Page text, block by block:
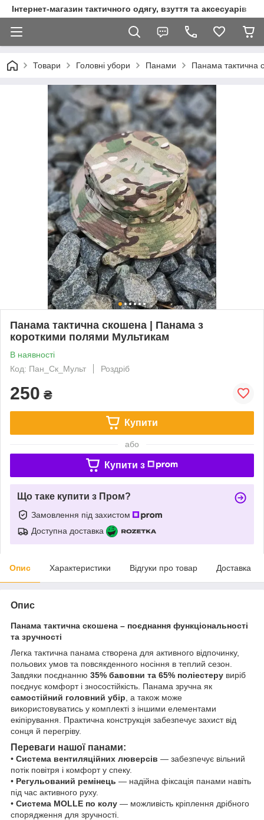
Інтернет-магазин тактичного одягу, взуття та аксесуарів
Товари Головні убори Панами Панама тактична
Панама тактична скошена | Панама з
короткими полями Мультикам
В наявності
Код: Пан_Ск_Мульт
Роздріб
250 ₴
Купити
або
Купити з
Що таке купити з Пром?
Замовлення під захистом
Доступна доставка
Опис Характеристики Відгуки про товар Доставка
Опис
Панама тактична скошена – поєднання функціональності
та зручності
Легка тактична панама створена для активного відпочинку,
польових умов та повсякденного носіння в теплий сезон.
Завдяки поєднанню 35% бавовни та 65% поліестеру виріб
поєднує комфорт і зносостійкість. Панама зручна як
самостійний головний убір , а також може
використовуватись у комплекті з іншими елементами
екіпірування. Практична конструкція забезпечує захист від
сонця й перегріву.
Переваги нашої панами:
• Система вентиляційних люверсів — забезпечує вільний
потік повітря і комфорт у спеку.
• Регульований ремінець — надійна фіксація панами навіть
під час активного руху.
• Система MOLLE по колу — можливість кріплення дрібного
спорядження для зручності.